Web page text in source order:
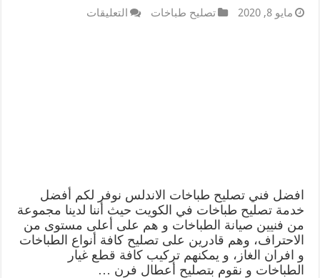
مايو 8, 2020 تصليح طباخات التعليقات
افضل فني تصليح طباخات الاندلس نوفر لكم أفضل
خدمة تصليح طباخات في الكويت حيث أننا لدينا مجموعة
من فنيين صيانة الطباخات و هم على أعلى مستوى من
الاحتراف، وهم قادرين على تصليح كافة أنواع الطباخات
و افران الغاز، و يمكنهم تركيب كافة قطع غيار
الطباخات و نقوم بتصليح أعطال فرن …